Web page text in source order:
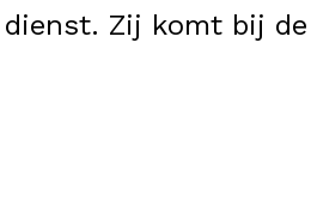
dienst. Zij komt bij